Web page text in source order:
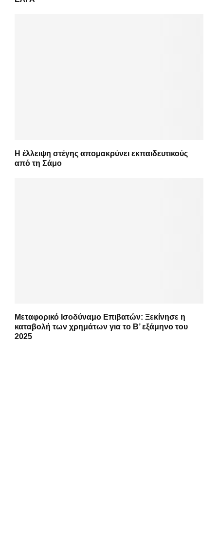
Η έλλειψη στέγης απομακρύνει εκπαιδευτικούς
από τη Σάμο
Μεταφορικό Ισοδύναμο Επιβατών: Ξεκίνησε η
καταβολή των χρημάτων για το Β’ εξάμηνο του
2025